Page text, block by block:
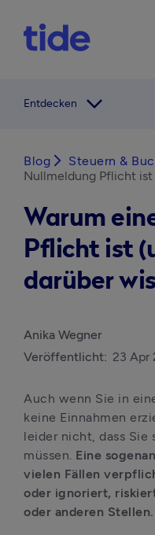
Entdecken arrow_forward_ios
Blog arrow_forward_ios Steuern &
Nullmeldung Pflicht ist
Warum
Pflicht ist
darüber
Anika Wegner
Veröffentlicht: 23 Apr
Auch wenn Sie in
keine Einnahmen
leider nicht, dass Sie
müssen. Eine
vielen Fällen
oder ignoriert,
oder anderen Stellen.